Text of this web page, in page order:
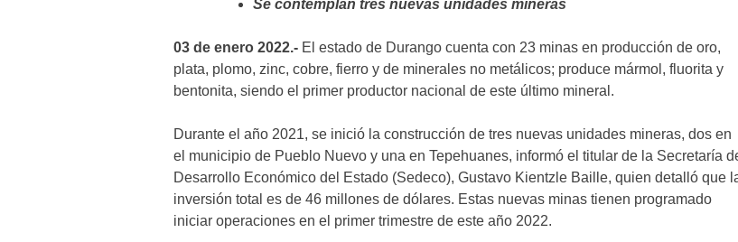
Se contemplan tres nuevas unidades mineras
03 de enero 2022.- El estado de Durango cuenta con 23 minas en producción de oro,
plata, plomo, zinc, cobre, fierro y de minerales no metálicos; produce mármol, fluorita y
bentonita, siendo el primer productor nacional de este último mineral.
Durante el año 2021, se inició la construcción de tres nuevas unidades mineras, dos en
el municipio de Pueblo Nuevo y una en Tepehuanes, informó el titular de la Secretaría
Desarrollo Económico del Estado (Sedeco), Gustavo Kientzle Baille, quien detalló que
inversión total es de 46 millones de dólares. Estas nuevas minas tienen programado
iniciar operaciones en el primer trimestre de este año 2022.